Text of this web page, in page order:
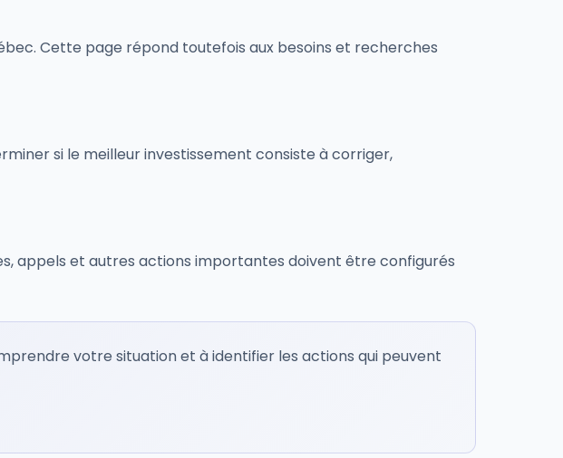
Cette page répond toutefois aux besoins et recherches
si le meilleur investissement consiste à corriger,
appels et autres actions importantes doivent être configurés
votre situation et à identifier les actions qui peuvent